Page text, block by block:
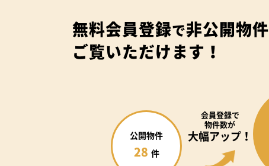
無料会員登録で非公開物件
ご覧いただけます！
会員登録で
物件数が
大幅アップ！
公開物件
28 件